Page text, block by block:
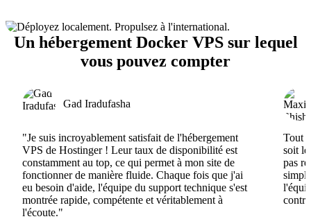
Un hébergement Docker VPS sur lequel
vous pouvez compter
Gad Iradufasha
"Je suis incroyablement satisfait de l'hébergement
VPS de Hostinger ! Leur taux de disponibilité est
constamment au top, ce qui permet à mon site de
fonctionner de manière fluide. Chaque fois que j'ai
eu besoin d'aide, l'équipe du support technique s'est
montrée rapide, compétente et véritablement à
l'écoute."
Tout
soit
pas